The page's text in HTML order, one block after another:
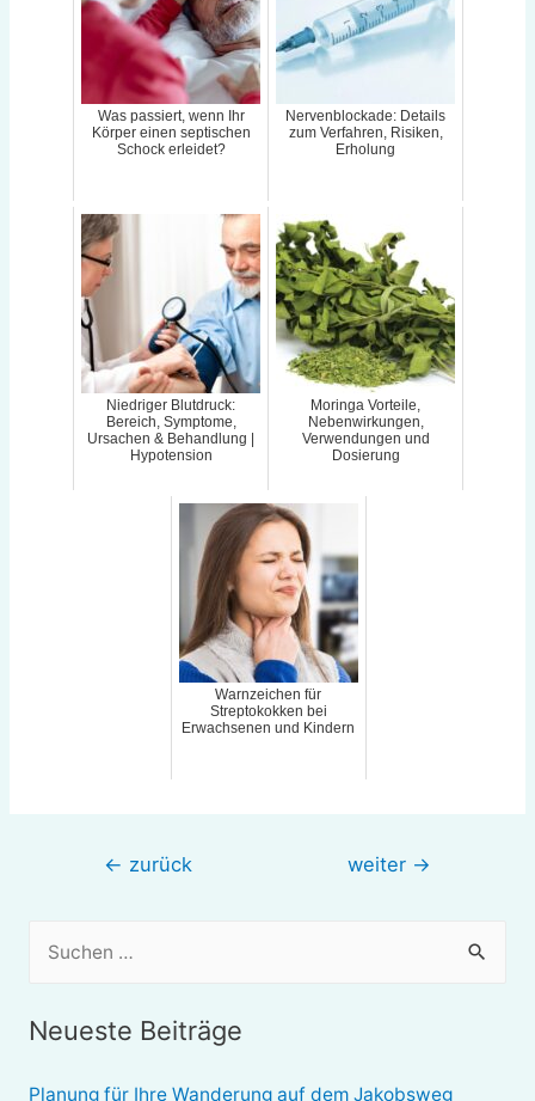
Was passiert, wenn Ihr
Körper einen septischen
Schock erleidet?
Nervenblockade: Details
zum Verfahren, Risiken,
Erholung
Niedriger Blutdruck:
Bereich, Symptome,
Ursachen & Behandlung |
Hypotension
Moringa Vorteile,
Nebenwirkungen,
Verwendungen und
Dosierung
Warnzeichen für
Streptokokken bei
Erwachsenen und Kindern
Beitragsnavigation
← zurück weiter →
e
Neueste Beiträge
Planung für Ihre Wanderung auf dem Jakobsweg